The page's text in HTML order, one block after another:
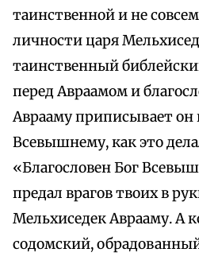
таинственной и не
личности царя
таинственный
перед Авраамом и
Аврааму приписывает он
Всевышнему, как это
«Благословен Бог
предал врагов твоих в
Мельхиседек Аврааму. А
содомский,